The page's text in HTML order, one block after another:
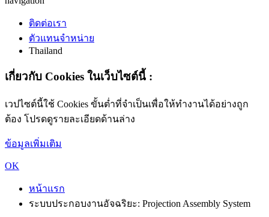
ติดต่อเรา
ตัวแทนจำหน่าย
Thailand
เกี่ยวกับ Cookies ในเว็บไซต์นี้ :
เวปไซต์นี้ใช้ Cookies ขั้นต่ำที่จำเป็นเพื่อให้ทำงานได้อย่างถูก
ต้อง โปรดดูรายละเอียดด้านล่าง
ข้อมูลเพิ่มเติม
OK
หน้าแรก
ระบบประกอบงานอัจฉริยะ: Projection Assembly System